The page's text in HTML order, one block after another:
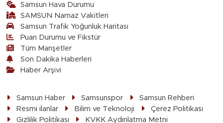
Samsun Hava Durumu
SAMSUN Namaz Vakitleri
Samsun Trafik Yoğunluk Haritası
Puan Durumu ve Fikstür
Tüm Manşetler
Son Dakika Haberleri
Haber Arşivi
Samsun Haber Samsunspor
Samsun Rehberi
Resmi ilanlar
Bilim ve Teknoloji
Çerez Politikası
Gizlilik Politikası
KVKK Aydınlatma Metni